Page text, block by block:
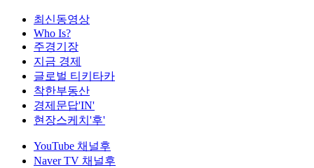
최신동영상
Who Is?
주경기장
지금 경제
글로벌 티키타카
착한부동산
경제문답'IN'
현장스케치'후'
YouTube 채널후
Naver TV 채널후